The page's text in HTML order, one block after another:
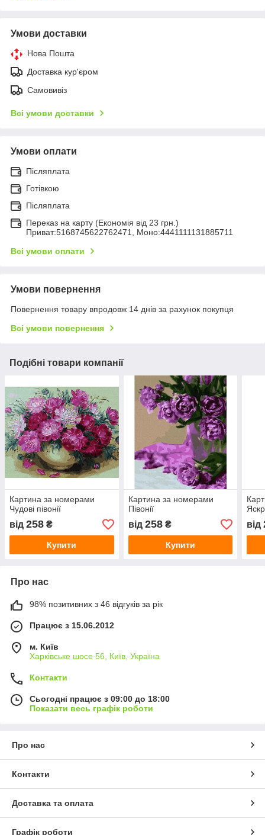
Умови доставки
Нова Пошта
Доставка кур'єром
Самовивіз
Всі умови доставки
Умови оплати
Післяплата
Готівкою
Післяплата
Переказ на карту (Економія від 23 грн.)
Приват:5168745622762471, Моно:4441111131885711
Всі умови оплати
Умови повернення
Повернення товару впродовж 14 днів за рахунок покупця
Всі умови повернення
Подібні товари компанії
Картина за номерами
Чудові півонії
від 258 ₴
Купити
Картина за номерами
Півонії
від 258₴
Купити
від
Про нас
98% позитивних з 46 відгуків за рік
Працює з 15.06.2012
м. Київ
Харківське шосе 56, Київ, Україна
Контакти
Сьогодні працює з 09:00 до 18:00
Показати весь графік роботи
Про нас
Контакти
Доставка та оплата
Графік роботи